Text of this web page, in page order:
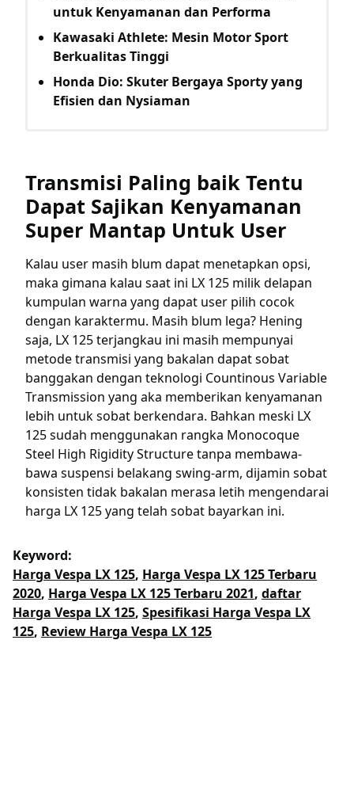
untuk Kenyamanan dan Performa
Kawasaki Athlete: Mesin Motor Sport
Berkualitas Tinggi
Honda Dio: Skuter Bergaya Sporty yang
Efisien dan Nysiaman
Transmisi Paling baik Tentu
Dapat Sajikan Kenyamanan
Super Mantap Untuk User
Kalau user masih blum dapat menetapkan opsi,
maka gimana kalau saat ini LX 125 milik delapan
kumpulan warna yang dapat user pilih cocok
dengan karaktermu. Masih blum lega? Hening
saja, LX 125 terjangkau ini masih mempunyai
metode transmisi yang bakalan dapat sobat
banggakan dengan teknologi Countinous Variable
Transmission yang aka memberikan kenyamanan
lebih untuk sobat berkendara. Bahkan meski LX
125 sudah menggunakan rangka Monocoque
Steel High Rigidity Structure tanpa membawa-
bawa suspensi belakang swing-arm, dijamin sobat
konsisten tidak bakalan merasa letih mengendarai
harga LX 125 yang telah sobat bayarkan ini.
Keyword:
Harga Vespa LX 125, Harga Vespa LX 125 Terbaru
2020, Harga Vespa LX 125 Terbaru 2021, daftar
Harga Vespa LX 125, Spesifikasi Harga Vespa LX
125, Review Harga Vespa LX 125